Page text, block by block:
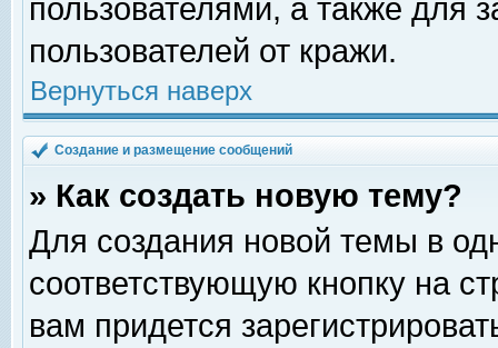
пользователями, а также для
пользователей от кражи.
Вернуться наверх
Создание и размещение сообщений
» Как создать новую тему?
Для создания новой темы в
соответствующую кнопку на
вам придется